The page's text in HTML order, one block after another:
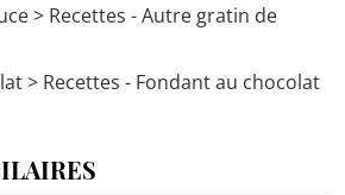
> Recettes - Autre gratin de
> Recettes - Fondant au chocolat